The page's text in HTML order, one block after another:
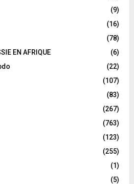
(9)
(16)
(78)
EN AFRIQUE
(6)
(22)
(107)
(83)
(267)
(763)
(123)
(255)
(1)
(5)